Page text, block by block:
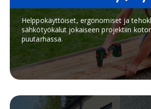
Helppokäyttöiset, ergonomiset ja
sähkötyökalut jokaiseen projektiin
puutarhassa.